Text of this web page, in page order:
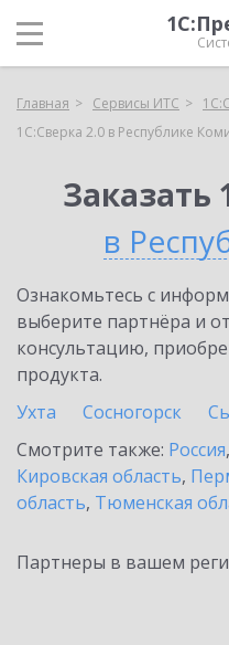
Главная Сервисы ИТС
1С:Сверка 2.0 в Республике
Заказать
в
Ознакомьтесь с
выберите партнёра и
консультацию,
продукта.
Ухта
Сосногорск
Смотрите также: Россия,
Кировская область,
область, Тюменская
Партнеры в вашем